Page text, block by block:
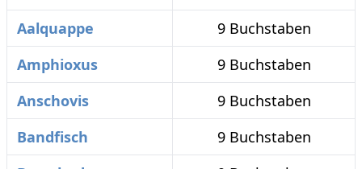
Aalquappe
9 Buchstaben
Amphioxus
9 Buchstaben
Anschovis
9 Buchstaben
Bandfisch
9 Buchstaben